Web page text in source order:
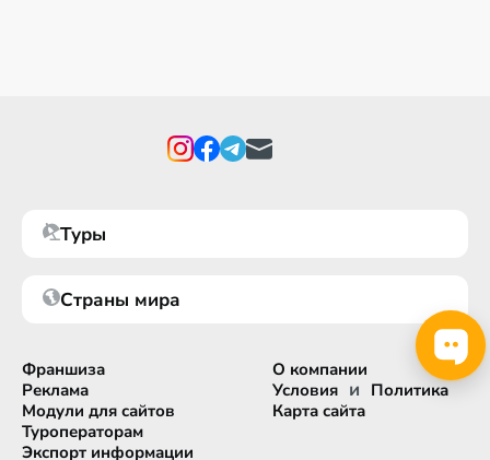
Туры
Страны мира
Франшиза
Реклама
Модули для сайтов
Туроператорам
Экспорт информации
О компании
Условия и Политика
Карта сайта